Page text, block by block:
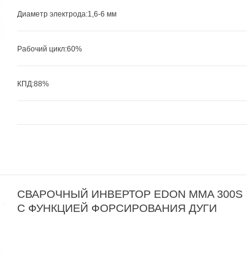
Диаметр электрода:1,6-6 мм
Рабочий цикл:60%
КПД:88%
СВАРОЧНЫЙ ИНВЕРТОР EDON MMA 300S
С ФУНКЦИЕЙ ФОРСИРОВАНИЯ ДУГИ